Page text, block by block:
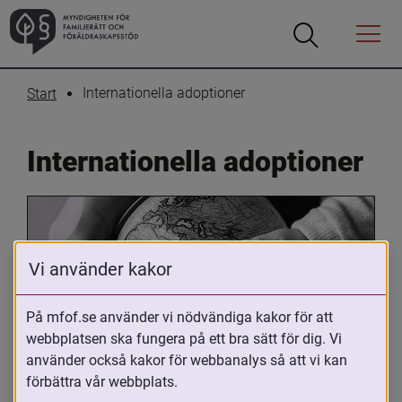
Öppna
Öppna
Menyn
Start Internationella adoptioner
Internationella adoptioner
Oavsett om du är adopterad,
adoptivförälder eller arbetar med
Vi använder kakor
På mfof.se använder vi nödvändiga kakor för att
webbplatsen ska fungera på ett bra sätt för dig. Vi
använder också kakor för webbanalys så att vi kan
förbättra vår webbplats.